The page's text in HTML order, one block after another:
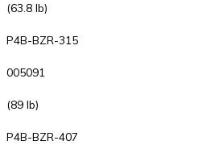
(63.8 lb)
P4B-BZR-315
005091
(89 lb)
P4B-BZR-407